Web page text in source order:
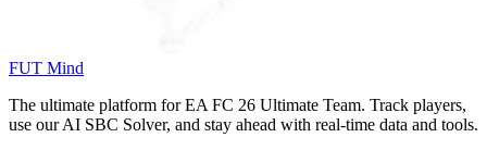
FUT Mind
The ultimate platform for EA FC 26 Ultimate Team. Track players,
use our AI SBC Solver, and stay ahead with real-time data and tools.